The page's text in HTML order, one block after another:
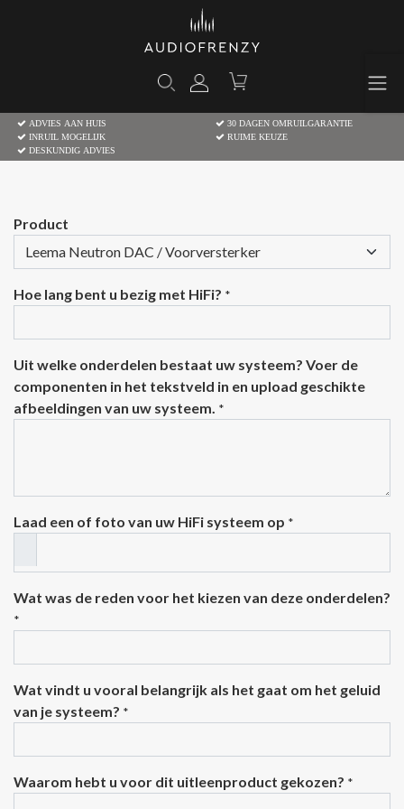
ADVIES AAN HUIS
30 DAGEN OMRUILGARANTIE
INRUIL MOGELIJK
RUIME KEUZE
DESKUNDIG ADVIES
Product
Hoe lang bent u bezig met HiFi? *
Uit welke onderdelen bestaat uw systeem? Voer de
componenten in het tekstveld in en upload geschikte
afbeeldingen van uw systeem. *
Laad een of foto van uw HiFi systeem op *
Wat was de reden voor het kiezen van deze onderdelen?
*
Wat vindt u vooral belangrijk als het gaat om het geluid
van je systeem? *
Waarom hebt u voor dit uitleenproduct gekozen? *